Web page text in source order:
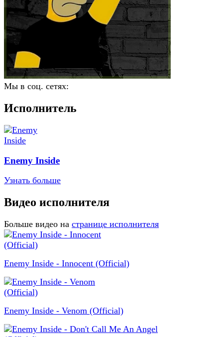
Мы в соц. сетях:
Исполнитель
Enemy Inside
Узнать больше
Видео исполнителя
Больше видео на странице исполнителя
Enemy Inside - Innocent (Official)
Enemy Inside - Venom (Official)